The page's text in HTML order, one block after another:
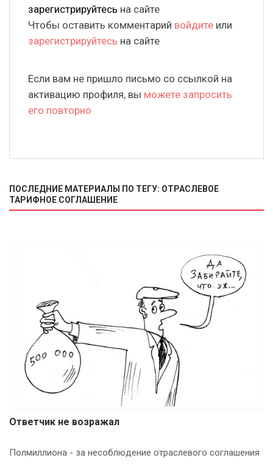
зарегистрируйтесь на сайте
Чтобы оставить комментарий войдите или
зарегистрируйтесь на сайте
Если вам не пришло письмо со ссылкой на
активацию профиля, вы можете запросить
его повторно
ПОСЛЕДНИЕ МАТЕРИАЛЫ ПО ТЕГУ: ОТРАСЛЕВОЕ
ТАРИФНОЕ СОГЛАШЕНИЕ
Ответчик не возражал
Полмиллиона - за несоблюдение отраслевого соглашения